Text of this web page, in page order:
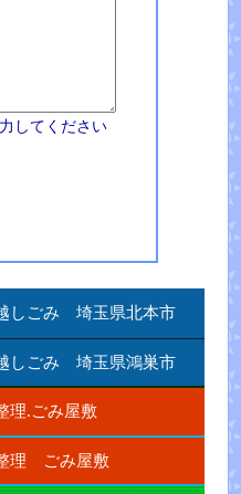
してください
ごみ 埼玉県北本市
ごみ 埼玉県鴻巣市
理.ごみ屋敷
理 ごみ屋敷